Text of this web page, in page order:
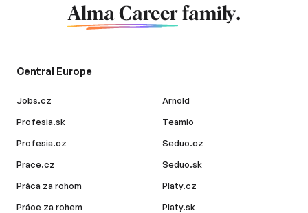
Alma Career family.
Central Europe
Jobs.cz
Profesia.sk
Profesia.cz
Prace.cz
Práca za rohom
Práce za rohem
Arnold
Teamio
Seduo.cz
Seduo.sk
Platy.cz
Platy.sk